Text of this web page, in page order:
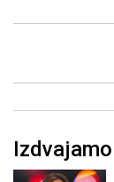
Izdvajamo